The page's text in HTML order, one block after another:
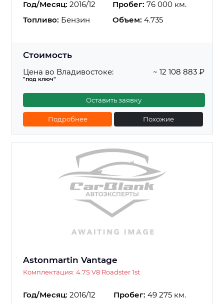
Год/Месяц: 2016/12 Пробег: 76 000 км.
Топливо: Бензин Объем: 4.735
Стоимость
Цена во Владивостоке:
"под ключ"
~ 12 108 883 ₽
Оставить заявку
Подробнее Похожие
Astonmartin Vantage
Комплектация: 4.7S V8 Roadster 1st
Год/Месяц: 2016/12 Пробег: 49 275 км.